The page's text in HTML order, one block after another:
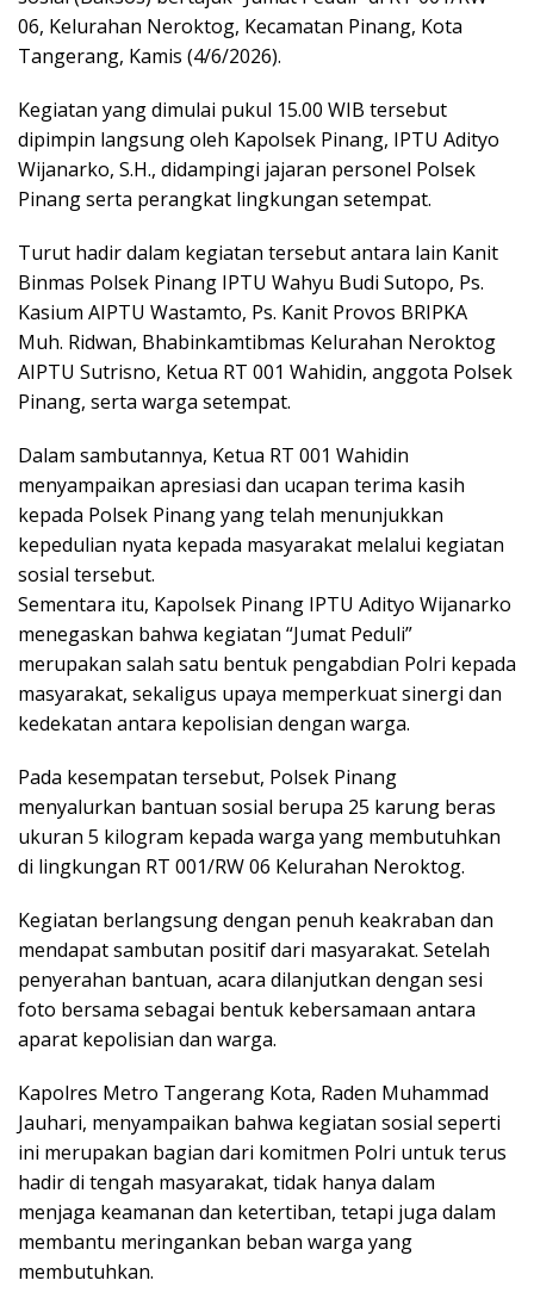
06, Kelurahan Neroktog, Kecamatan Pinang, Kota
Tangerang, Kamis (4/6/2026).
Kegiatan yang dimulai pukul 15.00 WIB tersebut
dipimpin langsung oleh Kapolsek Pinang, IPTU Adityo
Wijanarko, S.H., didampingi jajaran personel Polsek
Pinang serta perangkat lingkungan setempat.
Turut hadir dalam kegiatan tersebut antara lain Kanit
Binmas Polsek Pinang IPTU Wahyu Budi Sutopo, Ps.
Kasium AIPTU Wastamto, Ps. Kanit Provos BRIPKA
Muh. Ridwan, Bhabinkamtibmas Kelurahan Neroktog
AIPTU Sutrisno, Ketua RT 001 Wahidin, anggota Polsek
Pinang, serta warga setempat.
Dalam sambutannya, Ketua RT 001 Wahidin
menyampaikan apresiasi dan ucapan terima kasih
kepada Polsek Pinang yang telah menunjukkan
kepedulian nyata kepada masyarakat melalui kegiatan
sosial tersebut.
Sementara itu, Kapolsek Pinang IPTU Adityo Wijanarko
menegaskan bahwa kegiatan “Jumat Peduli”
merupakan salah satu bentuk pengabdian Polri kepada
masyarakat, sekaligus upaya memperkuat sinergi dan
kedekatan antara kepolisian dengan warga.
Pada kesempatan tersebut, Polsek Pinang
menyalurkan bantuan sosial berupa 25 karung beras
ukuran 5 kilogram kepada warga yang membutuhkan
di lingkungan RT 001/RW 06 Kelurahan Neroktog.
Kegiatan berlangsung dengan penuh keakraban dan
mendapat sambutan positif dari masyarakat. Setelah
penyerahan bantuan, acara dilanjutkan dengan sesi
foto bersama sebagai bentuk kebersamaan antara
aparat kepolisian dan warga.
Kapolres Metro Tangerang Kota, Raden Muhammad
Jauhari, menyampaikan bahwa kegiatan sosial seperti
ini merupakan bagian dari komitmen Polri untuk terus
hadir di tengah masyarakat, tidak hanya dalam
menjaga keamanan dan ketertiban, tetapi juga dalam
membantu meringankan beban warga yang
membutuhkan.